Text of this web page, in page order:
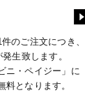
のご注文につき、
生致します。
ニ・ペイジー」に
となります。